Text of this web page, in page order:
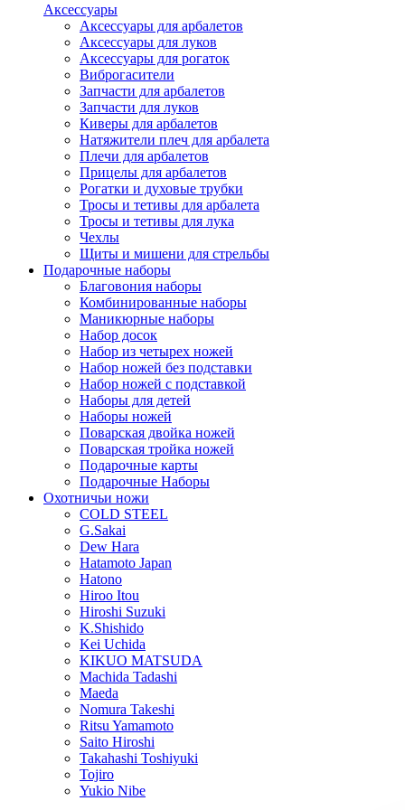
Аксессуары
Аксессуары для арбалетов
Аксессуары для луков
Аксессуары для рогаток
Виброгасители
Запчасти для арбалетов
Запчасти для луков
Киверы для арбалетов
Натяжители плеч для арбалета
Плечи для арбалетов
Прицелы для арбалетов
Рогатки и духовые трубки
Тросы и тетивы для арбалета
Тросы и тетивы для лука
Чехлы
Щиты и мишени для стрельбы
Подарочные наборы
Благовония наборы
Комбинированные наборы
Маникюрные наборы
Набор досок
Набор из четырех ножей
Набор ножей без подставки
Набор ножей с подставкой
Наборы для детей
Наборы ножей
Поварская двойка ножей
Поварская тройка ножей
Подарочные карты
Подарочные Наборы
Охотничьи ножи
COLD STEEL
G.Sakai
Dew Hara
Hatamoto Japan
Hatono
Hiroo Itou
Hiroshi Suzuki
K.Shishido
Kei Uchida
KIKUO MATSUDA
Machida Tadashi
Maeda
Nomura Takeshi
Ritsu Yamamoto
Saito Hiroshi
Takahashi Toshiyuki
Tojiro
Yukio Nibe